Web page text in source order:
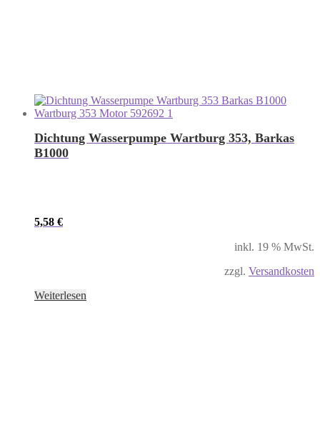
Dichtung Wasserpumpe Wartburg 353, Barkas
B1000
5,58 €
inkl. 19 % MwSt.
zzgl. Versandkosten
Weiterlesen